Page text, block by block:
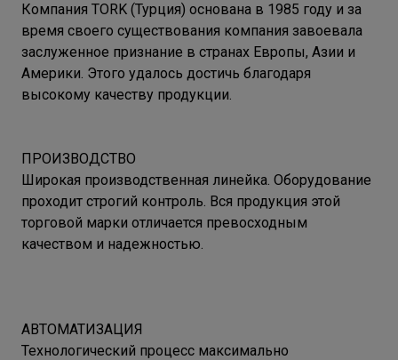
Компания TORK (Турция) основана в 1985 году и за
время своего существования компания завоевала
заслуженное признание в странах Европы, Азии и
Америки. Этого удалось достичь благодаря
высокому качеству продукции.
ПРОИЗВОДСТВО
Широкая производственная линейка. Оборудование
проходит строгий контроль. Вся продукция этой
торговой марки отличается превосходным
качеством и надежностью.
АВТОМАТИЗАЦИЯ
Технологический процесс максимально